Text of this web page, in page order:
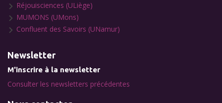
Réjouisciences (ULiège)
MUMONS (UMons)
Confluent des Savoirs (UNamur)
Newsletter
M'inscrire à la newsletter
Consulter les newsletters précédentes